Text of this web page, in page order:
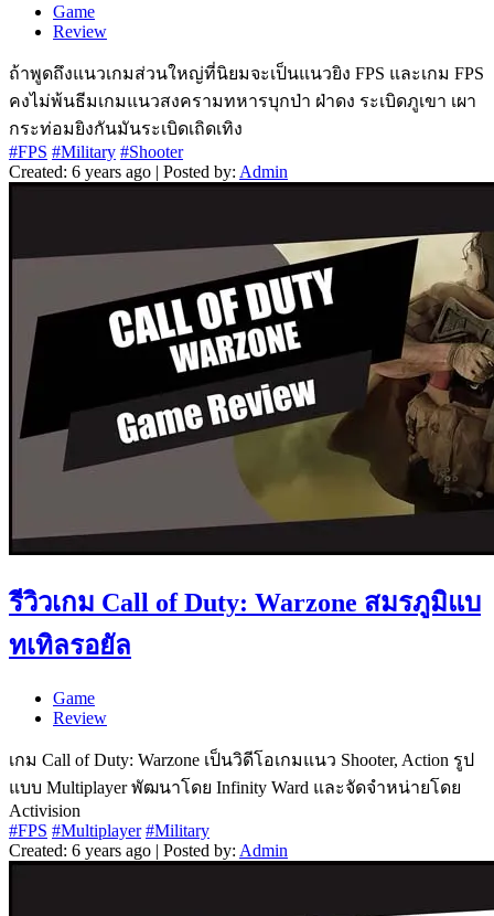
Game
Review
ถ้าพูดถึงแนวเกมส่วนใหญ่ที่นิยมจะเป็นแนวยิง FPS และเกม FPS
คงไม่พ้นธีมเกมแนวสงครามทหารบุกป่า ฝ่าดง ระเบิดภูเขา เผา
กระท่อมยิงกันมันระเบิดเถิดเทิง
#FPS #Military #Shooter
Created: 6 years ago | Posted by: Admin
รีวิวเกม Call of Duty: Warzone สมรภูมิแบ
ทเทิลรอยัล
Game
Review
เกม Call of Duty: Warzone เป็นวิดีโอเกมแนว Shooter, Action รูป
แบบ Multiplayer พัฒนาโดย Infinity Ward และจัดจำหน่ายโดย
Activision
#FPS #Multiplayer #Military
Created: 6 years ago | Posted by: Admin